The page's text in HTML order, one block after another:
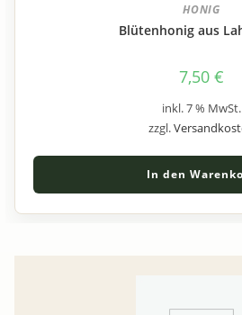
HONIG
Blütenhonig aus
7,50 €
inkl. 7 % MwSt.
zzgl.
In den